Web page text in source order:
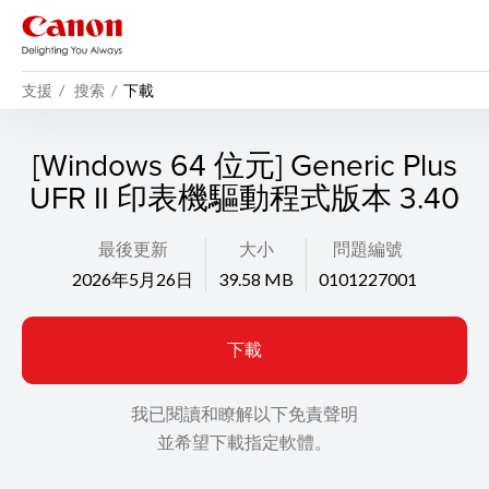
支援 搜索 下載
[Windows 64 位元] Generic Plus
UFR II 印表機驅動程式版本 3.40
最後更新
2026年5月26日
大小
39.58 MB
問題編號
0101227001
下載
我已閱讀和瞭解以下免責聲明
並希望下載指定軟體。